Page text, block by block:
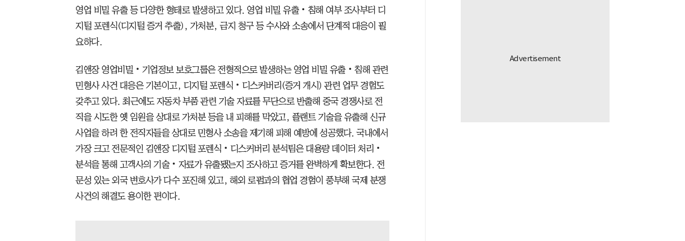
영업 비밀 유출 등 다양한 형태로 발생하고 있다. 영업 비밀 유출‧침해 여부 조사부터 디
지털 포렌식(디지털 증거 추출), 가처분, 금지 청구 등 수사와 소송에서 단계적 대응이 필
요하다.
김앤장 영업비밀‧기업정보 보호그룹은 전형적으로 발생하는 영업 비밀 유출‧침해 관련
민형사 사건 대응은 기본이고, 디지털 포렌식‧디스커버리(증거 개시) 관련 업무 경험도
갖추고 있다. 최근에도 자동차 부품 관련 기술 자료를 무단으로 반출해 중국 경쟁사로 전
직을 시도한 옛 임원을 상대로 가처분 등을 내 피해를 막았고, 플랜트 기술을 유출해 신규
사업을 하려 한 전직자들을 상대로 민형사 소송을 제기해 피해 예방에 성공했다. 국내에서
가장 크고 전문적인 김앤장 디지털 포렌식‧디스커버리 분석팀은 대용량 데이터 처리‧
분석을 통해 고객사의 기술‧자료가 유출됐는지 조사하고 증거를 완벽하게 확보한다. 전
문성 있는 외국 변호사가 다수 포진해 있고, 해외 로펌과의 협업 경험이 풍부해 국제 분쟁
사건의 해결도 용이한 편이다.